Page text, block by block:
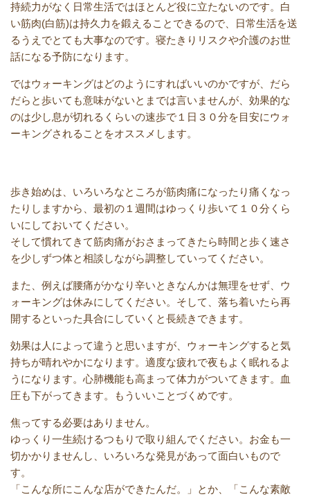
持続力がなく日常生活ではほとんど役に立たないのです。白
い筋肉(白筋)は持久力を鍛えることできるので、日常生活を送
るうえでとても大事なのです。寝たきりリスクや介護のお世
話になる予防になります。
ではウォーキングはどのようにすればいいのかですが、だら
だらと歩いても意味がないとまでは言いませんが、効果的な
のは少し息が切れるくらいの速歩で１日３０分を目安にウォ
ーキングされることをオススメします。
歩き始めは、いろいろなところが筋肉痛になったり痛くなっ
たりしますから、最初の１週間はゆっくり歩いて１０分くら
いにしておいてください。
そして慣れてきて筋肉痛がおさまってきたら時間と歩く速さ
を少しずつ体と相談しながら調整していってください。
また、例えば腰痛がかなり辛いときなんかは無理をせず、ウ
ォーキングは休みにしてください。そして、落ち着いたら再
開するといった具合にしていくと長続きできます。
効果は人によって違うと思いますが、ウォーキングすると気
持ちが晴れやかになります。適度な疲れで夜もよく眠れるよ
うになります。心肺機能も高まって体力がついてきます。血
圧も下がってきます。もういいことづくめです。
焦ってする必要はありません。
ゆっくり一生続けるつもりで取り組んでください。お金も一
切かかりませんし、いろいろな発見があって面白いもので
す。
「こんな所にこんな店ができたんだ。」とか、「こんな素敵